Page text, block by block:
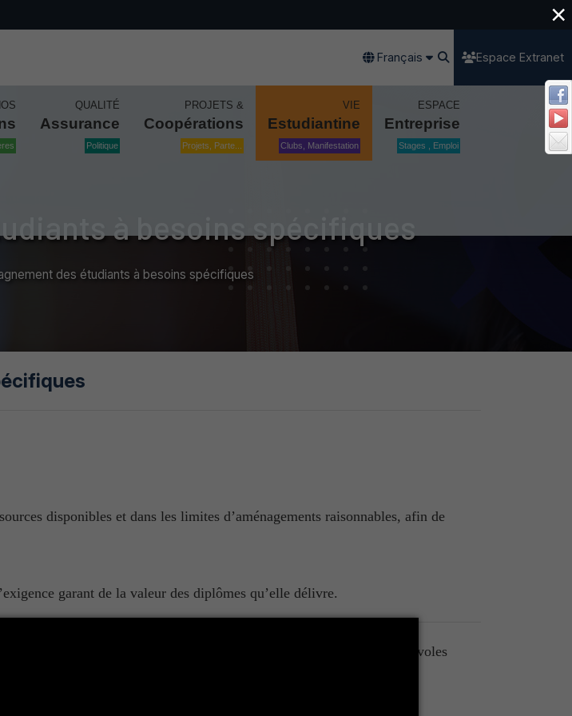
Français Espace Extranet
QUALITÉ
Assurance
Politique
PROJETS &
Coopérations
Projets, Parte...
VIE
Estudiantine
Clubs, Manifestation
ESPACE
Entreprise
Stages , Emploi
à besoins spécifiques
des étudiants à besoins spécifiques
disponibles et dans les limites d’aménagements raisonnables, afin de
garant de la valeur des diplômes qu’elle délivre.
d'étudiant reste une action qui incombe à des volontaires et bénévoles
membres de leur famille.
×